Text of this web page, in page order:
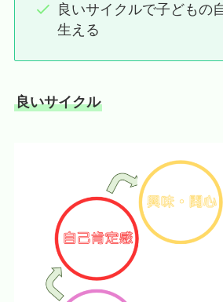
良いサイクルで子どもの
生える
良いサイクル